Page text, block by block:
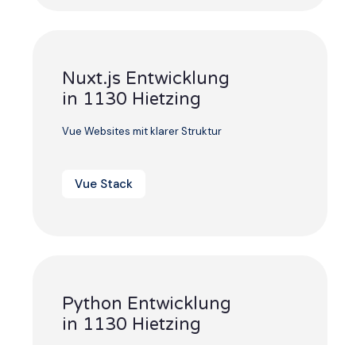
Nuxt.js Entwicklung
in 1130 Hietzing
Vue Websites mit klarer Struktur
Vue Stack
Python Entwicklung
in 1130 Hietzing